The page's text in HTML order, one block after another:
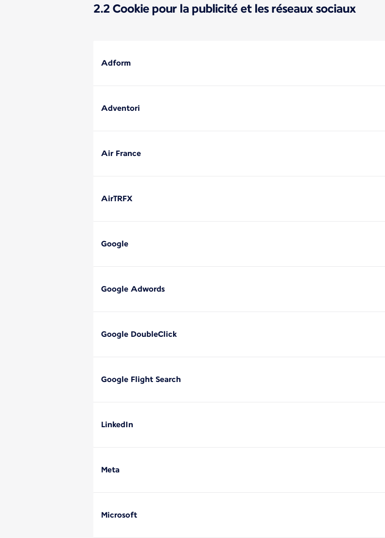
2.2 Cookie pour la publicité et les réseaux sociaux
Adform
Adventori
Air France
AirTRFX
Google
Google Adwords
Google DoubleClick
Google Flight Search
LinkedIn
Meta
Microsoft